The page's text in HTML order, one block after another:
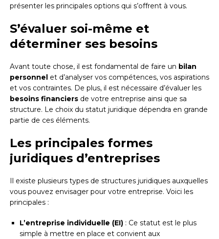
présenter les principales options qui s’offrent à vous.
S’évaluer soi-même et
déterminer ses besoins
Avant toute chose, il est fondamental de faire un bilan
personnel et d’analyser vos compétences, vos aspirations
et vos contraintes. De plus, il est nécessaire d’évaluer les
besoins financiers de votre entreprise ainsi que sa
structure. Le choix du statut juridique dépendra en grande
partie de ces éléments.
Les principales formes
juridiques d’entreprises
Il existe plusieurs types de structures juridiques auxquelles
vous pouvez envisager pour votre entreprise. Voici les
principales :
L’entreprise individuelle (EI) : Ce statut est le plus
simple à mettre en place et convient aux